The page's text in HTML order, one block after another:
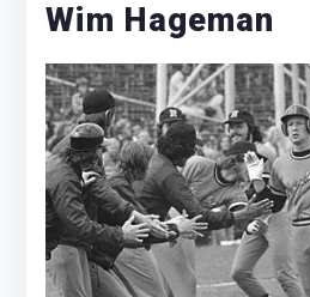
Wim Hageman